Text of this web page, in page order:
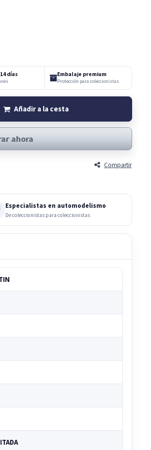
días Embalaje premium
Protección para coleccionistas
Añadir a la cesta
ahora
Compartir
Especialistas en automodelismo
De coleccionistas para coleccionistas